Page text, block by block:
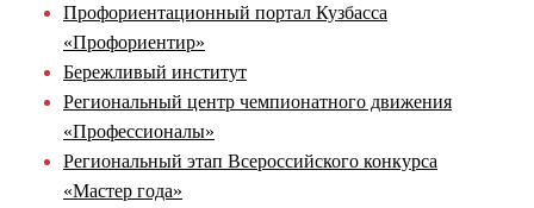
Профориентационный портал Кузбасса
«Профориентир»
Бережливый институт
Региональный центр чемпионатного движения
«Профессионалы»
Региональный этап Всероссийского конкурса
«Мастер года»